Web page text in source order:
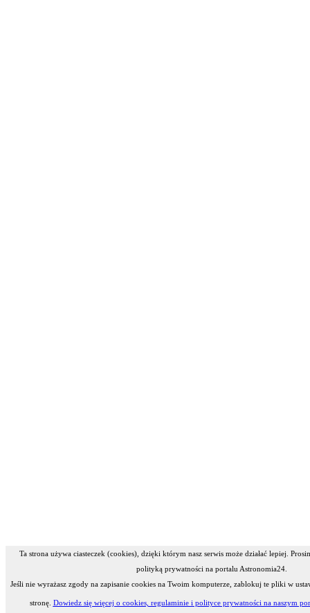
Ta strona używa ciasteczek (cookies), dzięki którym nasz serwis może działać lepiej.
polityką prywatności na portalu Astronomia24.
Jeśli nie wyrażasz zgody na zapisanie cookies na Twoim komputerze, zablokuj te pliki w
stronę. Dowiedz się więcej o cookies, regulaminie i polityce prywatności na naszym